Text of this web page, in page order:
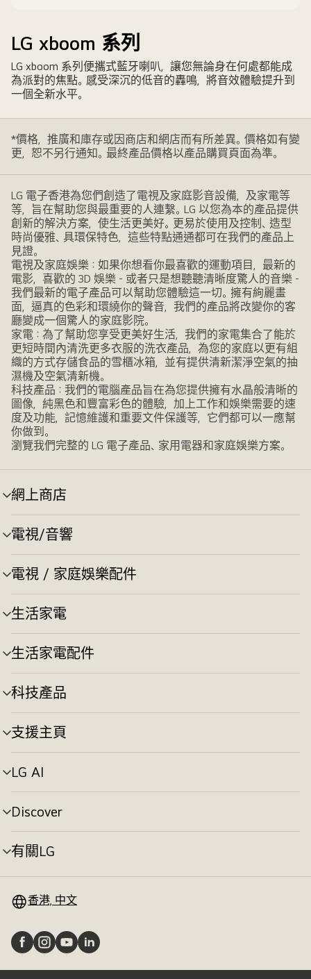
LG xboom 系列
LG xboom 系列便攜式藍牙喇叭，讓您無論身在何處都能成
為派對的焦點。感受深沉的低音的轟鳴，將音效體驗提升到
一個全新水平。
*價格，推廣和庫存或因商店和網店而有所差異。價格如有變
更，恕不另行通知。最終產品價格以產品購買頁面為準。
LG 電子香港為您們創造了電視及家庭影音設備，及家電等
等，旨在幫助您與最重要的人連繫。LG 以您為本的產品提供
創新的解決方案，使生活更美好。更易於使用及控制、造型
時尚優雅、具環保特色，這些特點通通都可在我們的產品上
見證。
電視及家庭娛樂：如果你想看你最喜歡的運動項目，最新的
電影，喜歡的 3D 娛樂 - 或者只是想聽聽清晰度驚人的音樂 -
我們最新的電子產品可以幫助您體驗這一切。擁有絢麗畫
面，逼真的色彩和環繞你的聲音，我們的產品將改變你的客
廳變成一個驚人的家庭影院。
家電：為了幫助您享受更美好生活，我們的家電集合了能於
更短時間內清洗更多衣服的洗衣產品，為您的家庭以更有組
織的方式存儲食品的雪櫃冰箱，並有提供清新潔淨空氣的抽
濕機及空氣清新機。
科技產品：我們的電腦產品旨在為您提供擁有水晶般清晰的
圖像，純黑色和豐富彩色的體驗，加上工作和娛樂需要的速
度及功能，記憶維護和重要文件保護等，它們都可以一應幫
你做到。
瀏覽我們完整的 LG 電子產品、家用電器和家庭娛樂方案。
網上商店
選
單
切
換
電視/音響
選
單
切
換
電視 / 家庭娛樂配件
選
單
切
換
生活家電
選
單
切
換
生活家電配件
選
單
切
換
科技產品
選
單
切
換
支援主頁
選
單
切
換
LG AI
選
單
切
換
Discover
選
單
切
換
有關LG
選
換 香港, 中文